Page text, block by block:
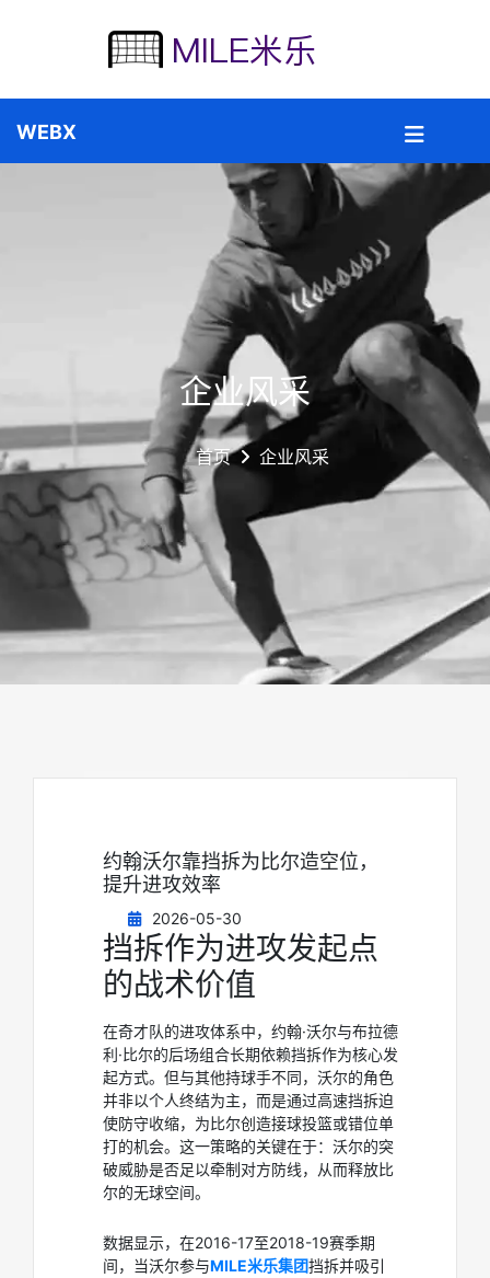
企业风采
首页 企业风采
约翰沃尔靠挡拆为比尔造空位，
提升进攻效率
2026-05-30
挡拆作为进攻发起点
的战术价值
在奇才队的进攻体系中，约翰·沃尔与布拉德
利·比尔的后场组合长期依赖挡拆作为核心发
起方式。但与其他持球手不同，沃尔的角色
并非以个人终结为主，而是通过高速挡拆迫
使防守收缩，为比尔创造接球投篮或错位单
打的机会。这一策略的关键在于：沃尔的突
破威胁是否足以牵制对方防线，从而释放比
尔的无球空间。
数据显示，在2016-17至2018-19赛季期
间，当沃尔参与MILE米乐集团挡拆并吸引